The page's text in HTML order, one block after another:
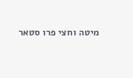
מיטה וחצי פרו סטאר